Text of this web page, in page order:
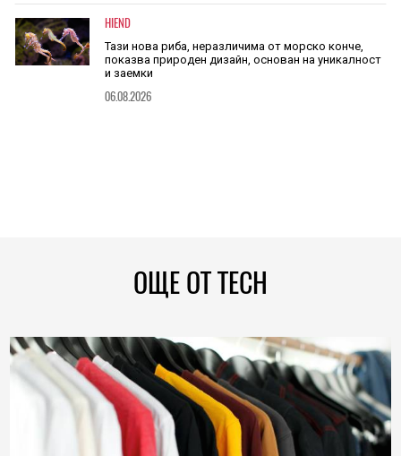
HIEND
Тази нова риба, неразличима от морско конче,
показва природен дизайн, основан на уникалност
и заемки
06.08.2026
ОЩЕ ОТ TECH